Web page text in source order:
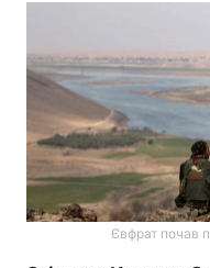
Євфрат почав